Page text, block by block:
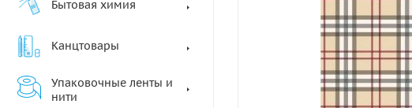
Бытовая химия
Канцтовары
Упаковочные ленты и
нити